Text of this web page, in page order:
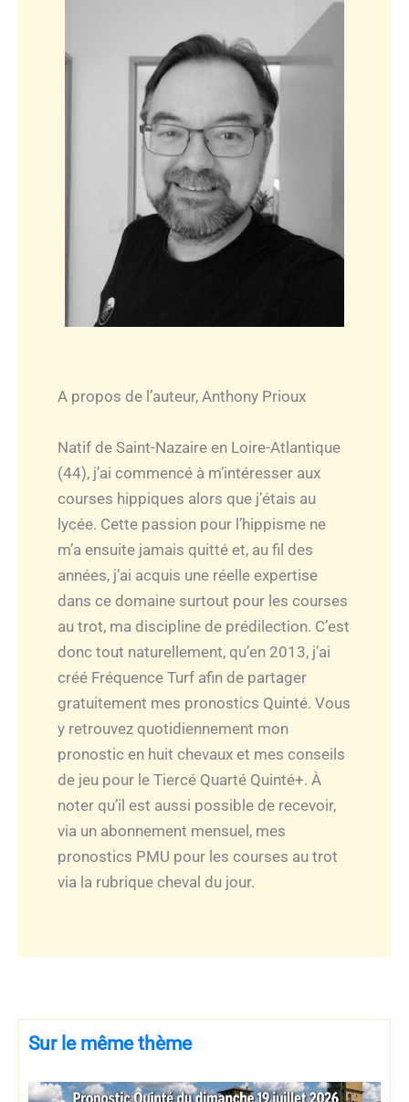
A propos de l’auteur, Anthony Prioux
Natif de Saint-Nazaire en Loire-Atlantique
(44), j’ai commencé à m’intéresser aux
courses hippiques alors que j’étais au
lycée. Cette passion pour l’hippisme ne
m’a ensuite jamais quitté et, au fil des
années, j’ai acquis une réelle expertise
dans ce domaine surtout pour les courses
au trot, ma discipline de prédilection. C’est
donc tout naturellement, qu’en 2013, j’ai
créé Fréquence Turf afin de partager
gratuitement mes pronostics Quinté. Vous
y retrouvez quotidiennement mon
pronostic en huit chevaux et mes conseils
de jeu pour le Tiercé Quarté Quinté+. À
noter qu’il est aussi possible de recevoir,
via un abonnement mensuel, mes
pronostics PMU pour les courses au trot
via la rubrique cheval du jour.
Sur le même thème